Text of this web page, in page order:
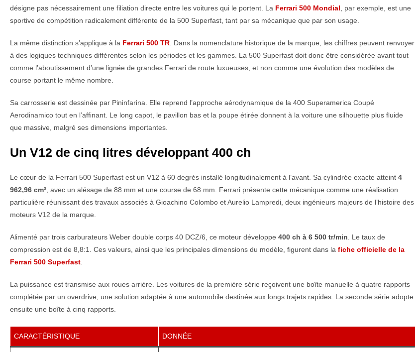
désigne pas nécessairement une filiation directe entre les voitures qui le portent. La Ferrari 500 Mondial , par exemple, est une
sportive de compétition radicalement différente de la 500 Superfast, tant par sa mécanique que par son usage.
La même distinction s’applique à la Ferrari 500 TR . Dans la nomenclature historique de la marque, les chiffres peuvent renvoyer
à des logiques techniques différentes selon les périodes et les gammes. La 500 Superfast doit donc être considérée avant tout
comme l’aboutissement d’une lignée de grandes Ferrari de route luxueuses, et non comme une évolution des modèles de
course portant le même nombre.
Sa carrosserie est dessinée par Pininfarina. Elle reprend l’approche aérodynamique de la 400 Superamerica Coupé
Aerodinamico tout en l’affinant. Le long capot, le pavillon bas et la poupe étirée donnent à la voiture une silhouette plus fluide
que massive, malgré ses dimensions importantes.
Un V12 de cinq litres développant 400 ch
Le cœur de la Ferrari 500 Superfast est un V12 à 60 degrés installé longitudinalement à l’avant. Sa cylindrée exacte atteint 4
962,96 cm³ , avec un alésage de 88 mm et une course de 68 mm. Ferrari présente cette mécanique comme une réalisation
particulière réunissant des travaux associés à Gioachino Colombo et Aurelio Lampredi, deux ingénieurs majeurs de l’histoire des
moteurs V12 de la marque.
Alimenté par trois carburateurs Weber double corps 40 DCZ/6, ce moteur développe 400 ch à 6 500 tr/min . Le taux de
compression est de 8,8:1. Ces valeurs, ainsi que les principales dimensions du modèle, figurent dans la fiche officielle de la
Ferrari 500 Superfast
La puissance est transmise aux roues arrière. Les voitures de la première série reçoivent une boîte manuelle à quatre rapports
complétée par un overdrive, une solution adaptée à une automobile destinée aux longs trajets rapides. La seconde série adopte
ensuite une boîte à cinq rapports.
CARACTÉRISTIQUE DONNÉE